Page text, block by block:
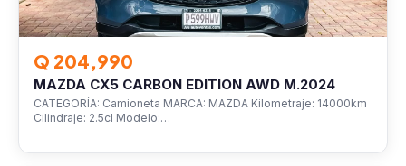
Q 204,990
MAZDA CX5 CARBON EDITION AWD M.2024
CATEGORÍA: Camioneta MARCA: MAZDA Kilometraje: 14000km
Cilindraje: 2.5cl Modelo:…